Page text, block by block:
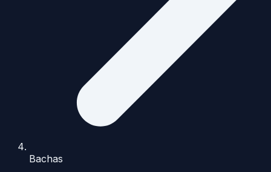
Bachas